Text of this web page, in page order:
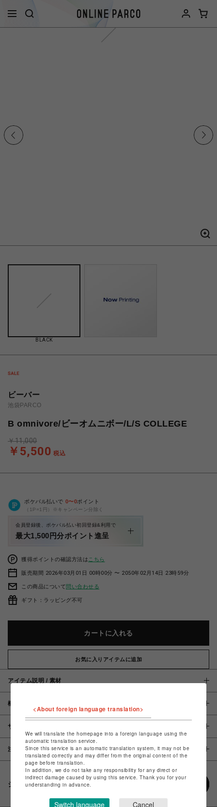
BLACK
ビーバー
池袋PARCO
B omnivore/ビーオムニボー/L/S COLLEGE
￥5,500 税込
￥11,000
ポケパル払いで 0〜0ポイント
（1P=1円）※キャンペーン分除く
会員登録後、ポケパル払い初回登録&利用で
最大1,500円分ポイント進呈
獲得ポイントの確認方法は こちら
販売期間 2026年03月01日 00時00分 〜 2050年02月14日 23時59分
この商品について問い合わせる
ギフト：ラッピング不可
カートに入れる
お気に入りアイテムに追加
アイテム説明 / 素材
概要
サイズ
注意事項
シェアする
<About foreign language translation>
We will translate the homepage into a foreign language using the
automatic translation service.
Since this service is an automatic translation system, it may not be
translated correctly and may differ from the original content of the
page before translation.
In addition, we do not take any responsibility for any direct or
indirect damage caused by using this service. Thank you for your
understanding in advance.
Switch language Cancel